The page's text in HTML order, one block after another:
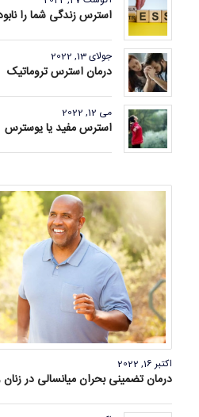
استرس زندگی شما را
جولای 13, 2022
درمان استرس تروماتیک
می 12, 2022
استرس مفید یا یوسترس
اکتبر 16, 2022
درمان تضمینی بحران میانسالی در